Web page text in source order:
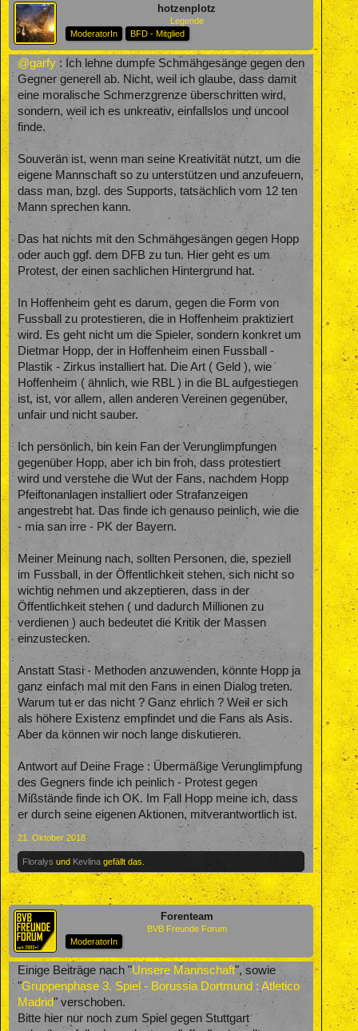
hotzenplotz
Legende
ModeratorIn
BFD - Mitglied
@garfy : Ich lehne dumpfe Schmähgesänge gegen den
Gegner generell ab. Nicht, weil ich glaube, dass damit
eine moralische Schmerzgrenze überschritten wird,
sondern, weil ich es unkreativ, einfallslos und uncool
finde.
Souverän ist, wenn man seine Kreativität nutzt, um die
eigene Mannschaft so zu unterstützen und anzufeuern,
dass man, bzgl. des Supports, tatsächlich vom 12 ten
Mann sprechen kann.
Das hat nichts mit den Schmähgesängen gegen Hopp
oder auch ggf. dem DFB zu tun. Hier geht es um
Protest, der einen sachlichen Hintergrund hat.
In Hoffenheim geht es darum, gegen die Form von
Fussball zu protestieren, die in Hoffenheim praktiziert
wird. Es geht nicht um die Spieler, sondern konkret um
Dietmar Hopp, der in Hoffenheim einen Fussball -
Plastik - Zirkus installiert hat. Die Art ( Geld ), wie
Hoffenheim ( ähnlich, wie RBL ) in die BL aufgestiegen
ist, ist, vor allem, allen anderen Vereinen gegenüber,
unfair und nicht sauber.
Ich persönlich, bin kein Fan der Verunglimpfungen
gegenüber Hopp, aber ich bin froh, dass protestiert
wird und verstehe die Wut der Fans, nachdem Hopp
Pfeiftonanlagen installiert oder Strafanzeigen
angestrebt hat. Das finde ich genauso peinlich, wie die
- mia san irre - PK der Bayern.
Meiner Meinung nach, sollten Personen, die, speziell
im Fussball, in der Öffentlichkeit stehen, sich nicht so
wichtig nehmen und akzeptieren, dass in der
Öffentlichkeit stehen ( und dadurch Millionen zu
verdienen ) auch bedeutet die Kritik der Massen
einzustecken.
Anstatt Stasi - Methoden anzuwenden, könnte Hopp ja
ganz einfach mal mit den Fans in einen Dialog treten.
Warum tut er das nicht ? Ganz ehrlich ? Weil er sich
als höhere Existenz empfindet und die Fans als Asis.
Aber da können wir noch lange diskutieren.
Antwort auf Deine Frage : Übermäßige Verunglimpfung
des Gegners finde ich peinlich - Protest gegen
Mißstände finde ich OK. Im Fall Hopp meine ich, dass
er durch seine eigenen Aktionen, mitverantwortlich ist.
21. Oktober 2018
Floralys und Kevlina gefällt das.
Forenteam
BVB Freunde Forum
ModeratorIn
Einige Beiträge nach "Unsere Mannschaft", sowie
"Gruppenphase 3. Spiel - Borussia Dortmund : Atletico
Madrid" verschoben.
Bitte hier nur noch zum Spiel gegen Stuttgart